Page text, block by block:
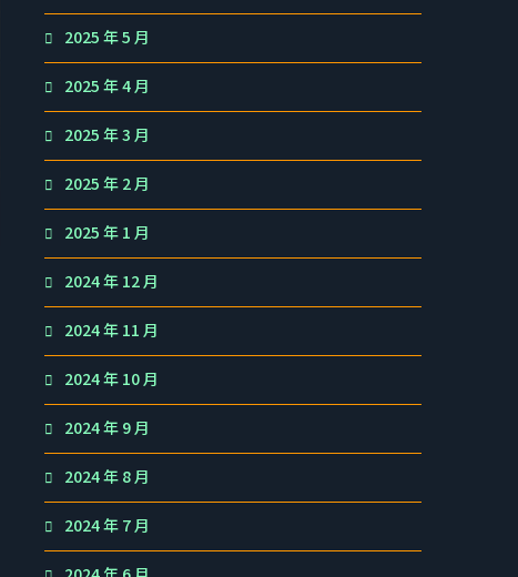
2025 年 5 月
2025 年 4 月
2025 年 3 月
2025 年 2 月
2025 年 1 月
2024 年 12 月
2024 年 11 月
2024 年 10 月
2024 年 9 月
2024 年 8 月
2024 年 7 月